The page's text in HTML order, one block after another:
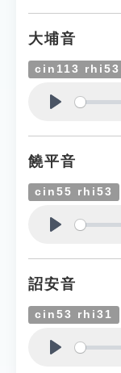
大埔音
cin113 rhi53
饒平音
cin55 rhi53
詔安音
cin53 rhi31